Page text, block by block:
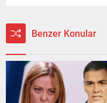
Benzer Konular